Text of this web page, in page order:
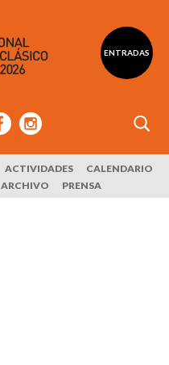
ENTRADAS
ACTIVIDADES
CALENDARIO
ARCHIVO PRENSA